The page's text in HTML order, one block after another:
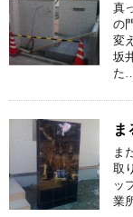
真
の
変
坂
た
ま
ま
取
ッ
業